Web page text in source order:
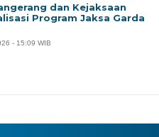
dan Kejaksaan
Program Jaksa Garda
- 15:09 WIB